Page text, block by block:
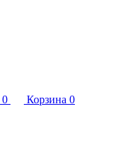
0 Корзина 0